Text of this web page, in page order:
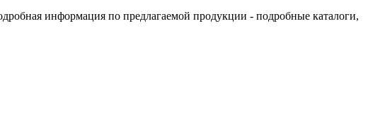
информация по предлагаемой продукции - подробные каталоги,